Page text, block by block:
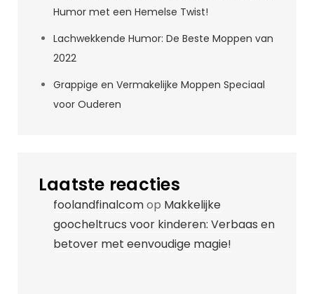
Humor met een Hemelse Twist!
Lachwekkende Humor: De Beste Moppen van
2022
Grappige en Vermakelijke Moppen Speciaal
voor Ouderen
Laatste reacties
foolandfinalcomop Makkelijke
goocheltrucs voor kinderen: Verbaas en
betover met eenvoudige magie!